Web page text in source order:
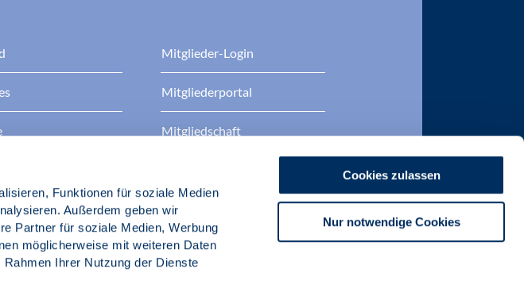
Funktionen für soziale Medien
Außerdem geben wir
Partner für soziale Medien, Werbung
möglicherweise mit weiteren Daten
Ihrer Nutzung der Dienste
Cookies zulassen
Nur notwendige Cookies
Berufspolitik
Mitglieder-Login
Mitgliederportal
Mitgliedschaft
BDP Zertifizierungen